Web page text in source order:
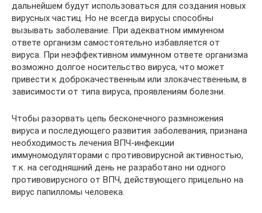
дальнейшем будут использоваться для создания новых
вирусных частиц. Но не всегда вирусы способны
вызывать заболевание. При адекватном иммунном
ответе организм самостоятельно избавляется от
вируса. При неэффективном иммунном ответе организма
возможно долгое носительство вируса, что может
привести к доброкачественным или злокачественным, в
зависимости от типа вируса, проявлениям болезни.
Чтобы разорвать цепь бесконечного размножения
вируса и последующего развития заболевания, признана
необходимость лечения ВПЧ-инфекции
иммуномодуляторами с противовирусной активностью,
т.к. на сегодняшний день не разработано ни одного
противовирусного от ВПЧ, действующего прицельно на
вирус папилломы человека.